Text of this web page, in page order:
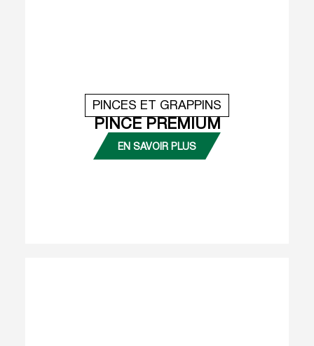
PINCES ET GRAPPINS
PINCE PREMIUM
EN SAVOIR PLUS